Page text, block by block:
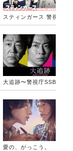
愛の、がっこう。